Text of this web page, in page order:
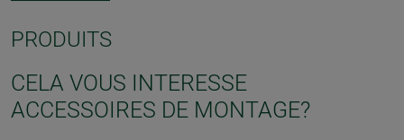
PRODUITS
CELA VOUS INTERESSE
ACCESSOIRES DE MONTAGE?